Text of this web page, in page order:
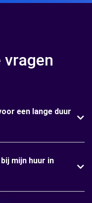
vragen
een lange duur
mijn huur in